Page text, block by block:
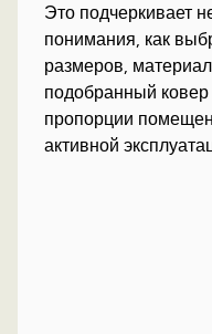
Это подчеркивает
понимания, как
размеров,
подобранный ковер
пропорции
активной